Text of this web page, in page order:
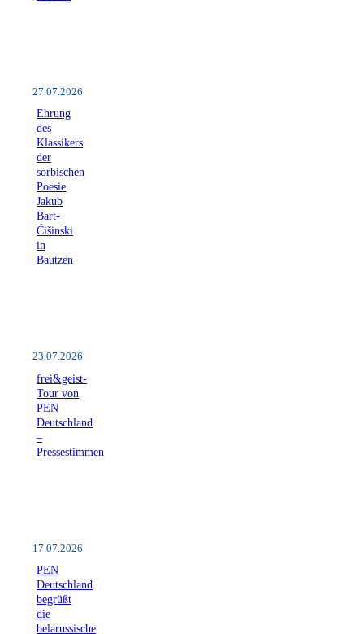
27.07.2026
Ehrung
des
Klassikers
der
sorbischen
Poesie
Jakub
Bart-
Ćišinski
in
Bautzen
23.07.2026
frei&geist-
Tour von
PEN
Deutschland
–
Pressestimmen
17.07.2026
PEN
Deutschland
begrüßt
die
belarussische